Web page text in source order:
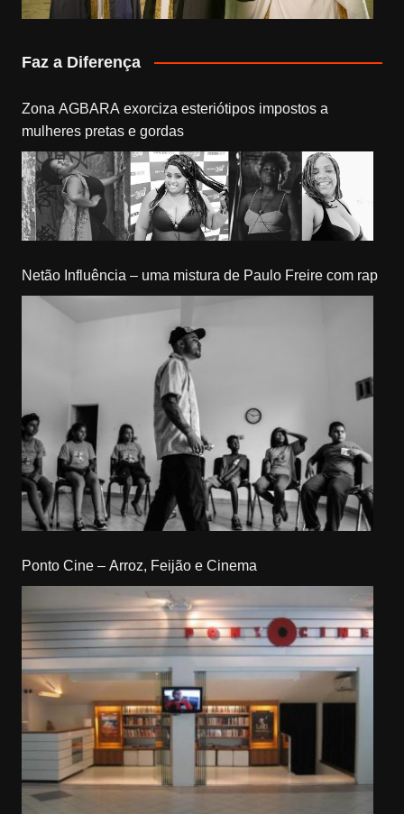
Faz a Diferença
Zona AGBARA exorciza esteriótipos impostos a
mulheres pretas e gordas
Netão Influência – uma mistura de Paulo Freire com rap
Ponto Cine – Arroz, Feijão e Cinema